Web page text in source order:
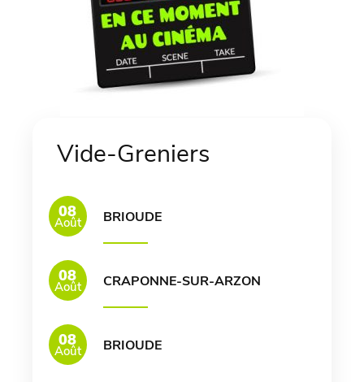
Vide-Greniers
08
Août BRIOUDE
08
Août CRAPONNE-SUR-ARZON
08
Août BRIOUDE